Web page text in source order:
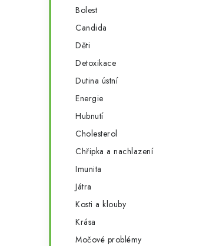
Bolest
Candida
Děti
Detoxikace
Dutina ústní
Energie
Hubnutí
Cholesterol
Chřipka a nachlazení
Imunita
Játra
Kosti a klouby
Krása
Močové problémy